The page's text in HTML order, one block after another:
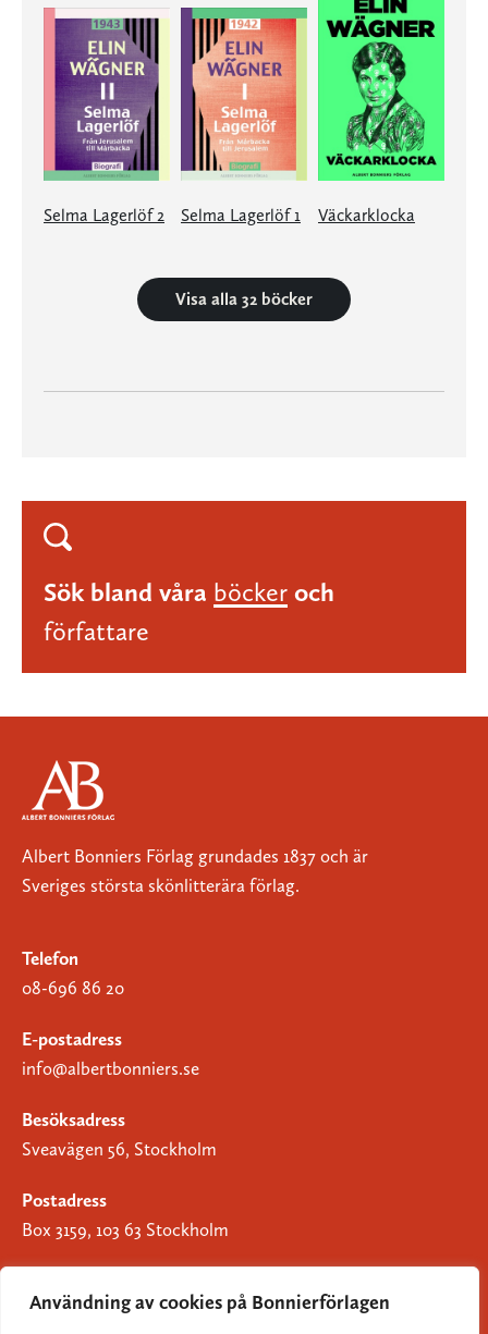
Användning av cookies på Bonnierförlagen
Selma Lagerlöf 2 Selma Lagerlöf 1 Väckarklocka
Visa alla 32 böcker
Sök bland våra böcker och
författare
Albert Bonniers Förlag grundades 1837 och är
Sveriges största skönlitterära förlag.
Telefon
08-696 86 20
E-postadress
info@albertbonniers.se
Besöksadress
Sveavägen 56, Stockholm
Postadress
Box 3159, 103 63 Stockholm